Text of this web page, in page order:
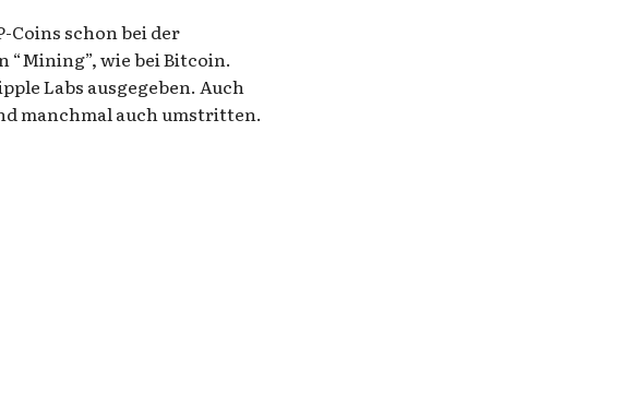
Coins schon bei der
“Mining”, wie bei Bitcoin.
Labs ausgegeben. Auch
manchmal auch umstritten.